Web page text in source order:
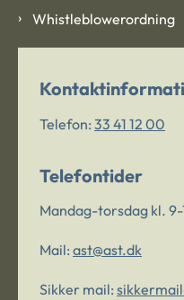
Whistleblowerordning
Telefon: 33 41 12 00
Telefontider
Mandag-torsdag kl. 9-
Mail: ast@ast.dk
Sikker mail: